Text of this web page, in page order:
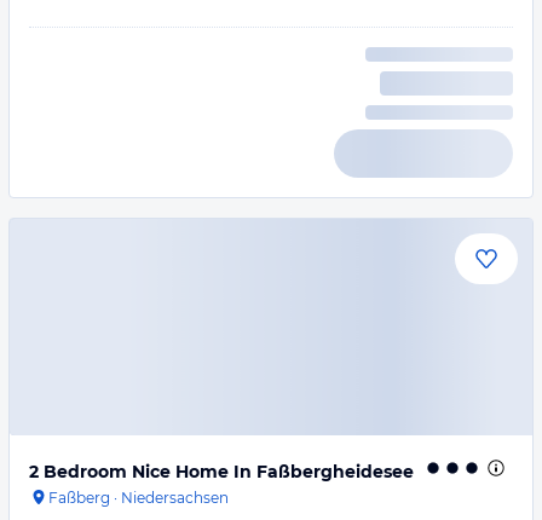
2 Bedroom Nice Home In Faßbergheidesee
Faßberg · Niedersachsen